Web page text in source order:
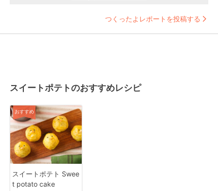
つくったよレポートを投稿する
スイートポテトのおすすめレシピ
おすすめ
スイートポテト Swee
t potato cake